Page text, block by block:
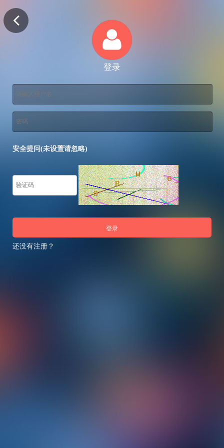
登录
安全提问(未设置请忽略)
登录
还没有注册？